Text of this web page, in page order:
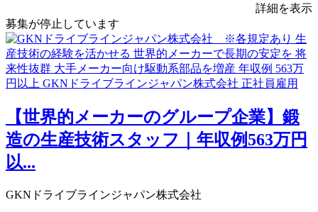
詳細を表示
募集が停止しています
【世界的メーカーのグループ企業】鍛
造の生産技術スタッフ｜年収例563万円
以...
GKNドライブラインジャパン株式会社